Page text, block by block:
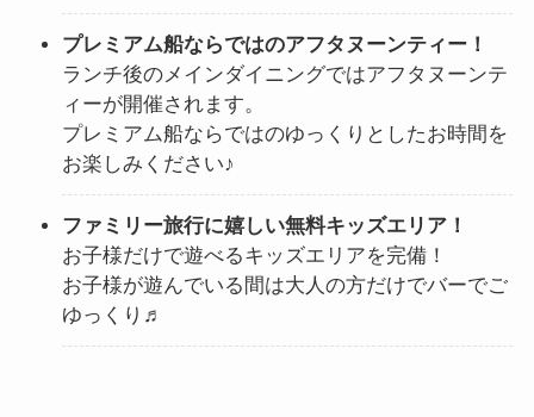
プレミアム船ならではのアフタヌーンティー！
ランチ後のメインダイニングではアフタヌーンテ
ィーが開催されます。
プレミアム船ならではのゆっくりとしたお時間を
お楽しみください♪
ファミリー旅行に嬉しい無料キッズエリア！
お子様だけで遊べるキッズエリアを完備！
お子様が遊んでいる間は大人の方だけでバーでご
ゆっくり♬